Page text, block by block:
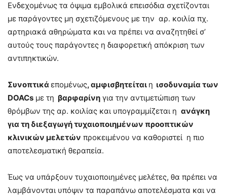
Ενδεχομένως τα όψιμα εμβολικά επεισόδια σχετίζονται
με παράγοντες μη σχετιζόμενους με την αρ. κοιλία πχ.
αρτηριακά αθηρώματα και να πρέπει να αναζητηθεί σ’
αυτούς τους παράγοντες η διαφορετική απόκριση των
αντιπηκτικών.
Συνοπτικά επομένως, αμφισβητείται η ισοδυναμία των
DOACs με τη βαρφαρίνη για την αντιμετώπιση των
θρόμβων της αρ. κοιλίας και υπογραμμίζεται η ανάγκη
για τη διεξαγωγή τυχαιοποιημένων προοπτικών
κλινικών μελετών προκειμένου να καθοριστεί η πιο
αποτελεσματική θεραπεία.
Έως να υπάρξουν τυχαιοποιημένες μελέτες, θα πρέπει να
λαμβάνονται υπόψιν τα παραπάνω αποτελέσματα και να